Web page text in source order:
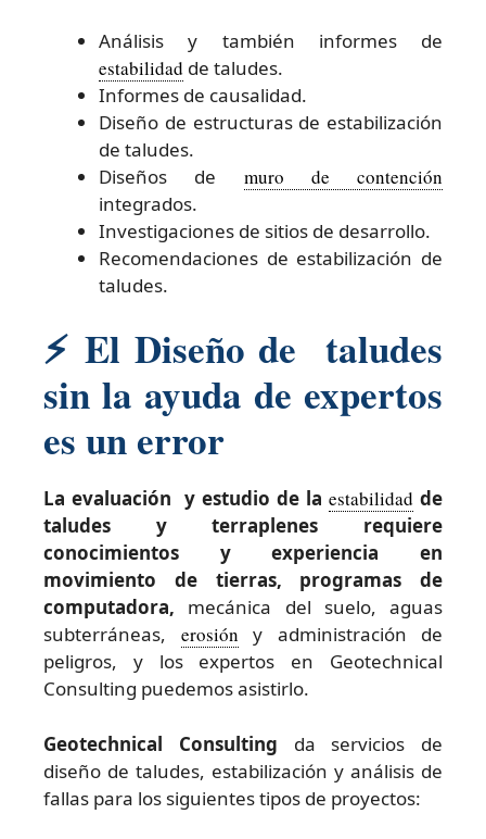
Análisis y también informes de
estabilidad de taludes.
Informes de causalidad.
Diseño de estructuras de estabilización
de taludes.
Diseños de muro de contención
integrados.
Investigaciones de sitios de desarrollo.
Recomendaciones de estabilización de
taludes.
⚡ El Diseño de taludes
sin la ayuda de expertos
es un error
La evaluación y estudio de la estabilidad de
taludes y terraplenes requiere
conocimientos y experiencia en
movimiento de tierras, programas de
computadora, mecánica del suelo, aguas
subterráneas, erosión y administración de
peligros, y los expertos en Geotechnical
Consulting puedemos asistirlo.
Geotechnical Consulting da servicios de
diseño de taludes, estabilización y análisis de
fallas para los siguientes tipos de proyectos: